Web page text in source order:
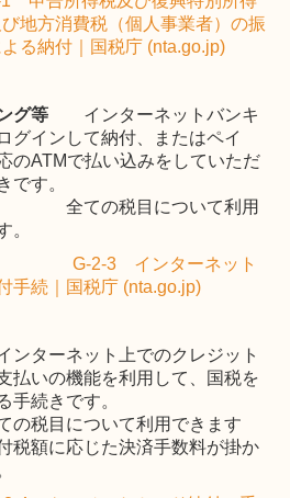
地方消費税（個人事業者）の振
る納付｜国税庁 (nta.go.jp)
グ等 インターネットバンキ
グインして納付、またはペイ
のATMで払い込みをしていただ
です。
の税目について利用
。
G-2-3 インターネット
手続｜国税庁 (nta.go.jp)
ターネット上でのクレジット
払いの機能を利用して、国税を
手続きです。
税目について利用できます
税額に応じた決済手数料が掛か